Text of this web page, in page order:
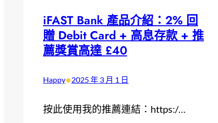
iFAST Bank 產品介紹：2% 回
贈 Debit Card + 高息存款 + 推
薦獎賞高達 £40
Happy•2025 年 3 月 1 日
按此使用我的推薦連結：https:/…